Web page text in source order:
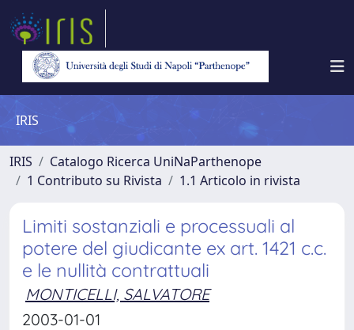
IRIS
IRIS
Catalogo Ricerca UniNaParthenope
1 Contributo su Rivista
1.1 Articolo in rivista
Limiti sostanziali e processuali al
potere del giudicante ex art. 1421 c.c.
e le nullità contrattuali
MONTICELLI, SALVATORE
2003-01-01